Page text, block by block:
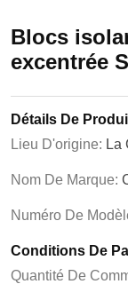
Blocs
excentrée
Détails De
Lieu D'origine: La
Nom De Marque:
Numéro De
Conditions De
Quantité De